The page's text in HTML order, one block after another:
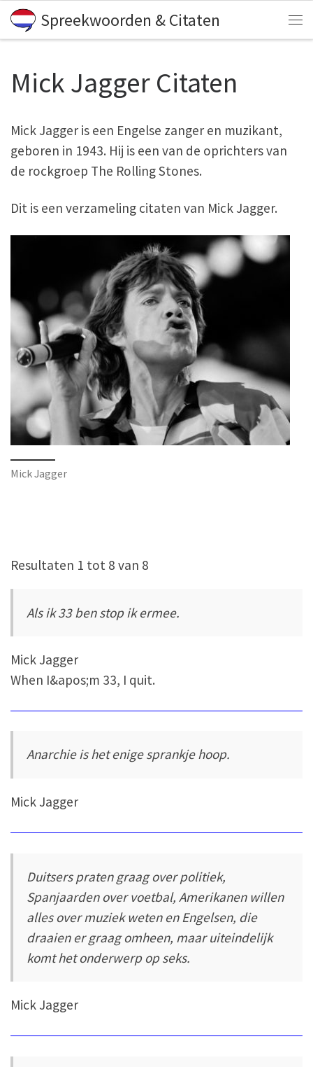
Skip to content
Spreekwoorden & Citaten
Mick Jagger Citaten
Mick Jagger is een Engelse zanger en muzikant,
geboren in 1943. Hij is een van de oprichters van
de rockgroep The Rolling Stones.
Dit is een verzameling citaten van Mick Jagger.
Mick Jagger
Resultaten 1 tot 8 van 8
Als ik 33 ben stop ik ermee.
Mick Jagger
When I&apos;m 33, I quit.
Anarchie is het enige sprankje hoop.
Mick Jagger
Duitsers praten graag over politiek,
Spanjaarden over voetbal, Amerikanen willen
alles over muziek weten en Engelsen, die
draaien er graag omheen, maar uiteindelijk
komt het onderwerp op seks.
Mick Jagger